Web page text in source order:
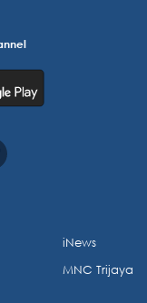
iNews
MNC Trijaya